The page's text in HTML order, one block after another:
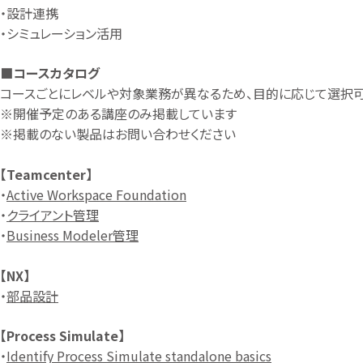
・設計連携
・シミュレーション活用
■コースカタログ
コースごとにレベルや対象業務が異なるため、目的に応じて選択
※開催予定のある講座のみ掲載しています
※掲載のない製品はお問い合わせください
【Teamcenter】
・Active Workspace Foundation
・クライアント管理
・Business Modeler管理
【NX】
・部品設計
【Process Simulate】
・Identify Process Simulate standalone basics